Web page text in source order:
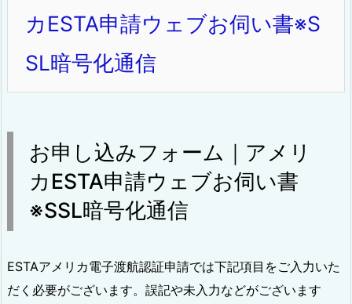
カESTA申請ウェブお伺い書※S
SL暗号化通信
お申し込みフォーム｜アメリ
カESTA申請ウェブお伺い書
※SSL暗号化通信
ESTAアメリカ電子渡航認証申請では下記項目をご入力いた
だく必要がございます。誤記や未入力などがございます